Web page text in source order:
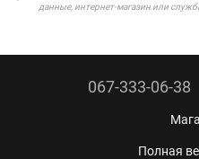
данные, интернет-магазин или
067-333-06-38
Полная